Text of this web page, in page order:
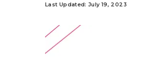
Last Updated: July 19, 2023